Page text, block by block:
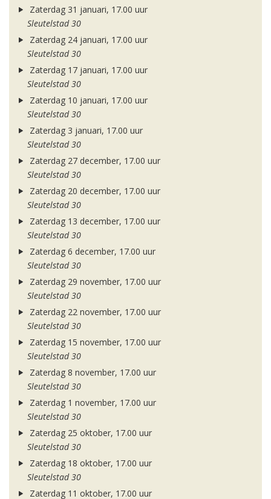
Zaterdag 31 januari, 17.00 uur
Sleutelstad 30
Zaterdag 24 januari, 17.00 uur
Sleutelstad 30
Zaterdag 17 januari, 17.00 uur
Sleutelstad 30
Zaterdag 10 januari, 17.00 uur
Sleutelstad 30
Zaterdag 3 januari, 17.00 uur
Sleutelstad 30
Zaterdag 27 december, 17.00 uur
Sleutelstad 30
Zaterdag 20 december, 17.00 uur
Sleutelstad 30
Zaterdag 13 december, 17.00 uur
Sleutelstad 30
Zaterdag 6 december, 17.00 uur
Sleutelstad 30
Zaterdag 29 november, 17.00 uur
Sleutelstad 30
Zaterdag 22 november, 17.00 uur
Sleutelstad 30
Zaterdag 15 november, 17.00 uur
Sleutelstad 30
Zaterdag 8 november, 17.00 uur
Sleutelstad 30
Zaterdag 1 november, 17.00 uur
Sleutelstad 30
Zaterdag 25 oktober, 17.00 uur
Sleutelstad 30
Zaterdag 18 oktober, 17.00 uur
Sleutelstad 30
Zaterdag 11 oktober, 17.00 uur